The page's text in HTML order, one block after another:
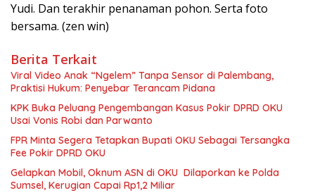
Yudi. Dan terakhir penanaman pohon. Serta foto
bersama. (zen win)
Berita Terkait
Viral Video Anak “Ngelem” Tanpa Sensor di Palembang,
Praktisi Hukum: Penyebar Terancam Pidana
KPK Buka Peluang Pengembangan Kasus Pokir DPRD OKU
Usai Vonis Robi dan Parwanto
FPR Minta Segera Tetapkan Bupati OKU Sebagai Tersangka
Fee Pokir DPRD OKU
Gelapkan Mobil, Oknum ASN di OKU Dilaporkan ke Polda
Sumsel, Kerugian Capai Rp1,2 Miliar